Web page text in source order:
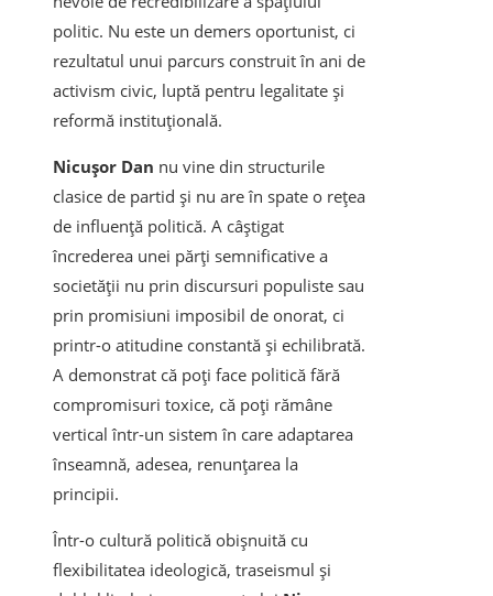
politic. Nu este un demers oportunist, ci
rezultatul unui parcurs construit în ani de
activism civic, luptă pentru legalitate și
reformă instituțională.
Nicușor Dan nu vine din structurile
clasice de partid și nu are în spate o rețea
de influență politică. A câștigat
încrederea unei părți semnificative a
societății nu prin discursuri populiste sau
prin promisiuni imposibil de onorat, ci
printr-o atitudine constantă și echilibrată.
A demonstrat că poți face politică fără
compromisuri toxice, că poți rămâne
vertical într-un sistem în care adaptarea
înseamnă, adesea, renunțarea la
principii.
Într-o cultură politică obișnuită cu
flexibilitatea ideologică, traseismul și